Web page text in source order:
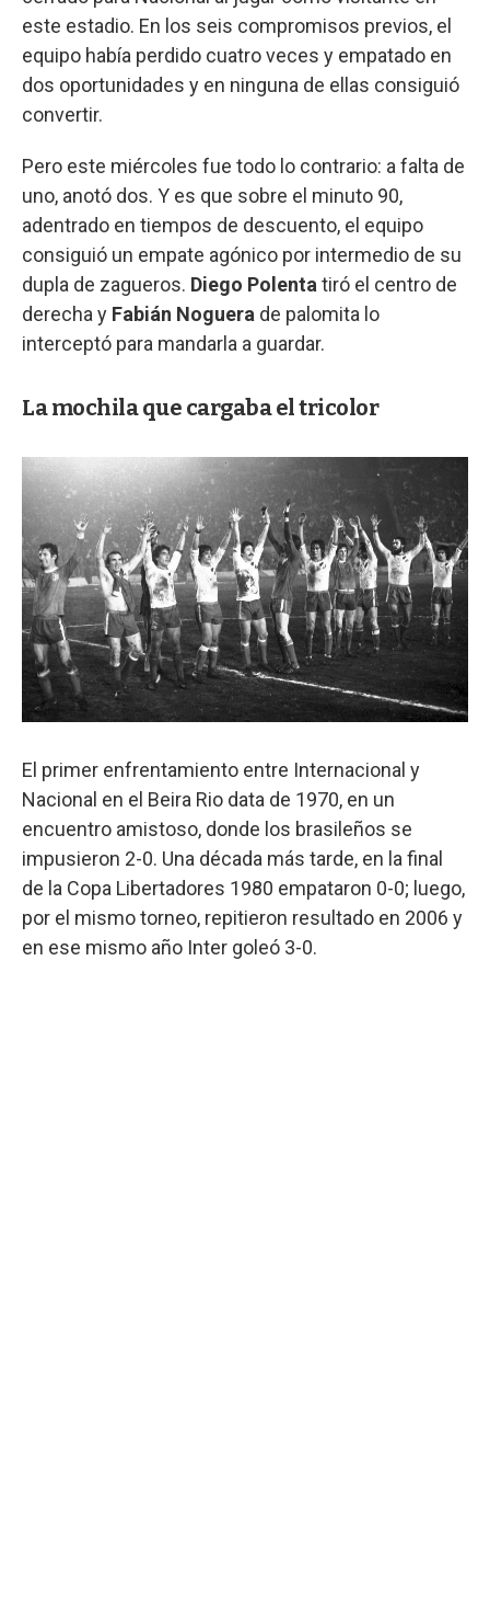
este estadio. En los seis compromisos previos, el
equipo había perdido cuatro veces y empatado en
dos oportunidades y en ninguna de ellas consiguió
convertir.
Pero este miércoles fue todo lo contrario: a falta de
uno, anotó dos. Y es que sobre el minuto 90,
adentrado en tiempos de descuento, el equipo
consiguió un empate agónico por intermedio de su
dupla de zagueros. Diego Polenta tiró el centro de
derecha y Fabián Noguera de palomita lo
interceptó para mandarla a guardar.
La mochila que cargaba el tricolor
El primer enfrentamiento entre Internacional y
Nacional en el Beira Rio data de 1970, en un
encuentro amistoso, donde los brasileños se
impusieron 2-0. Una década más tarde, en la final
de la Copa Libertadores 1980 empataron 0-0; luego,
por el mismo torneo, repitieron resultado en 2006 y
en ese mismo año Inter goleó 3-0.